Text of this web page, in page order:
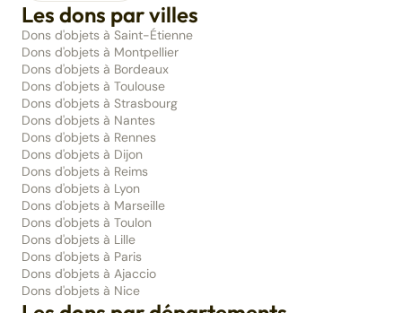
Les dons par villes
Dons d'objets à Saint-Étienne
Dons d'objets à Montpellier
Dons d'objets à Bordeaux
Dons d'objets à Toulouse
Dons d'objets à Strasbourg
Dons d'objets à Nantes
Dons d'objets à Rennes
Dons d'objets à Dijon
Dons d'objets à Reims
Dons d'objets à Lyon
Dons d'objets à Marseille
Dons d'objets à Toulon
Dons d'objets à Lille
Dons d'objets à Paris
Dons d'objets à Ajaccio
Dons d'objets à Nice